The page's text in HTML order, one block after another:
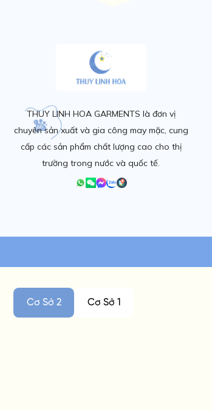
THUY LINH HOA GARMENTS là đơn vị
chuyên sản xuất và gia công may mặc, cung
cấp các sản phẩm chất lượng cao cho thị
trường trong nước và quốc tế.
Cơ Sở 2 Cơ Sở 1